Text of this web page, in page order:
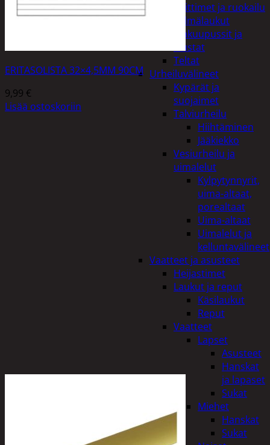
Keittimet ja ruokailu
Kylmälaukut
Makuupussit ja
alustat
Teltat
Urheiluvälineet
Kypärät ja
suojaimet
Talviurheilu
Hiihtäminen
Jääkiekko
Vesiurheilu ja
uimalelut
Kylpytynnyrit,
uima-altaat,
porealtaat
Uima-altaat
Uimalelut ja
kelluntavälineet
Vaatteet ja asusteet
Heijastimet
Laukut ja reput
Käsilaukut
Reput
Vaatteet
Lapset
Asusteet
Hanskat
ja lapaset
Sukat
Miehet
Hanskat
Sukat
ERITASOLISTA 32×4,5MM 90CM
9,99 €
Lisää ostoskoriin